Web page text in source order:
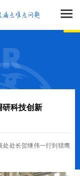
研科技创新
处处长贺继伟一行到猎鹰